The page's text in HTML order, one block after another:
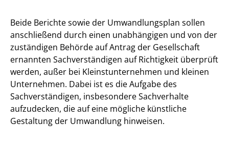
Beide Berichte sowie der Umwandlungsplan sollen
anschließend durch einen unabhängigen und von der
zuständigen Behörde auf Antrag der Gesellschaft
ernannten Sachverständigen auf Richtigkeit überprüft
werden, außer bei Kleinstunternehmen und kleinen
Unternehmen. Dabei ist es die Aufgabe des
Sachverständigen, insbesondere Sachverhalte
aufzudecken, die auf eine mögliche künstliche
Gestaltung der Umwandlung hinweisen.